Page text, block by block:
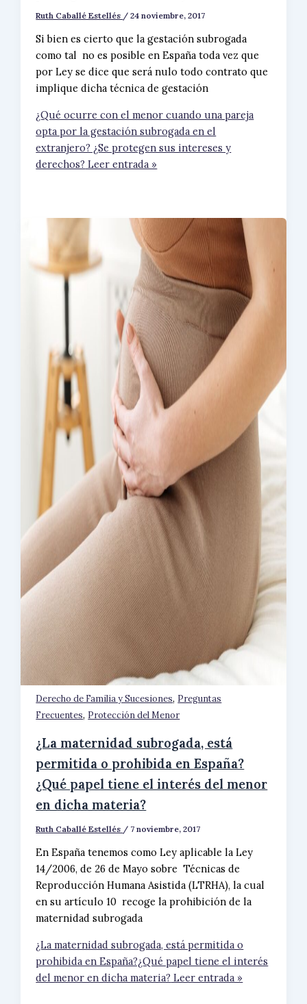
Ruth Caballé Estellés /24 noviembre, 2017
Si bien es cierto que la gestación subrogada
como tal no es posible en España toda vez que
por Ley se dice que será nulo todo contrato que
implique dicha técnica de gestación
¿Qué ocurre con el menor cuando una pareja
opta por la gestación subrogada en el
extranjero? ¿Se protegen sus intereses y
derechos? Leer entrada »
Derecho de Familia y Sucesiones, Preguntas
Frecuentes, Protección del Menor
¿La maternidad subrogada, está
permitida o prohibida en España?
¿Qué papel tiene el interés del menor
en dicha materia?
Ruth Caballé Estellés / 7 noviembre, 2017
En España tenemos como Ley aplicable la Ley
14/2006, de 26 de Mayo sobre Técnicas de
Reproducción Humana Asistida (LTRHA), la cual
en su artículo 10 recoge la prohibición de la
maternidad subrogada
¿La maternidad subrogada, está permitida o
prohibida en España?¿Qué papel tiene el interés
del menor en dicha materia? Leer entrada »